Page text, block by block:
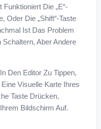
Funktioniert Die „E“-
Oder Die „Shift“-Taste
Ist Das Problem
Aber Andere
Den Editor Zu Tippen,
Visuelle Karte Ihres
Taste Drücken,
Bildschirm Auf.